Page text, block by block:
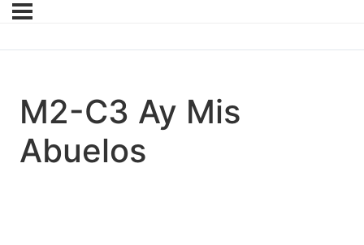
M2-C3 Ay Mis
Abuelos